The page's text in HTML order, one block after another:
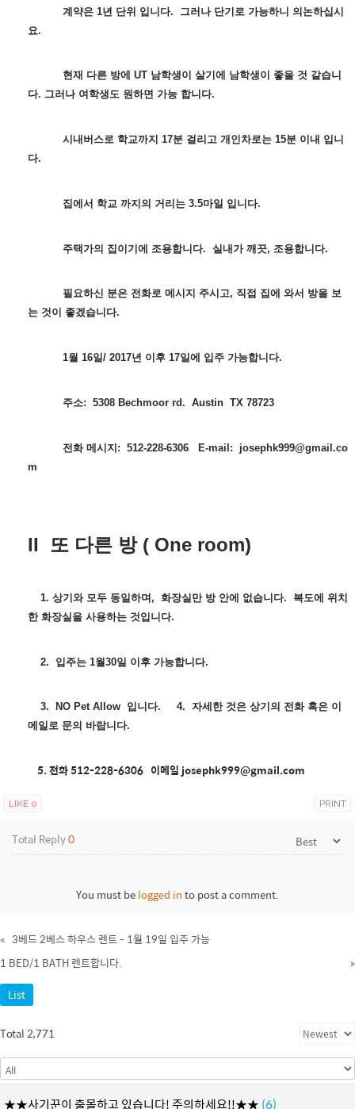
계약은 1년 단위 입니다. 그러나 단기로 가능하니 의논하십시
요.
현재 다른 방에 UT 남학생이 살기에 남학생이 좋을 것 같습니
다. 그러나 여학생도 원하면 가능 합니다.
시내버스로 학교까지 17분 걸리고 개인차로는 15분 이내 입니
다.
집에서 학교 까지의 거리는 3.5마일 입니다.
주택가의 집이기에 조용합니다. 실내가 깨끗, 조용합니다.
필요하신 분은 전화로 메시지 주시고, 직접 집에 와서 방을 보
는 것이 좋겠습니다.
1월 16일/ 2017년 이후 17일에 입주 가능합니다.
주소: 5308 Bechmoor rd. Austin TX 78723
전화 메시지: 512-228-6306 E-mail: josephk999@gmail.co
m
II 또 다른 방 ( One room)
1. 상기와 모두 동일하며, 화장실만 방 안에 없습니다. 복도에 위치
한 화장실을 사용하는 것입니다.
2. 입주는 1월30일 이후 가능합니다.
3. NO Pet Allow 입니다.
4. 자세한 것은 상기의 전화 혹은 이
메일로 문의 바랍니다.
5. 전화 512-228-6306 이메일 josephk999@gmail.com
LIKE 0 PRINT
Total Reply0
You must belogged into post a comment.
« 3베드 2베스 하우스 렌트 - 1월 19일 입주 가능
1 BED/1 BATH 렌트합니다.
»
List
Total 2,771
★★사기꾼이 출몰하고 있습니다! 주의하세요!!★★ (6)